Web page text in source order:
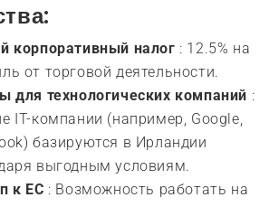
корпоративный налог : 12.5% на
от торговой деятельности.
для технологических компаний :
IT-компании (например, Google,
базируются в Ирландии
выгодным условиям.
к ЕС : Возможность работать на